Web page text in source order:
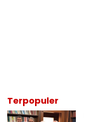
Terpopuler